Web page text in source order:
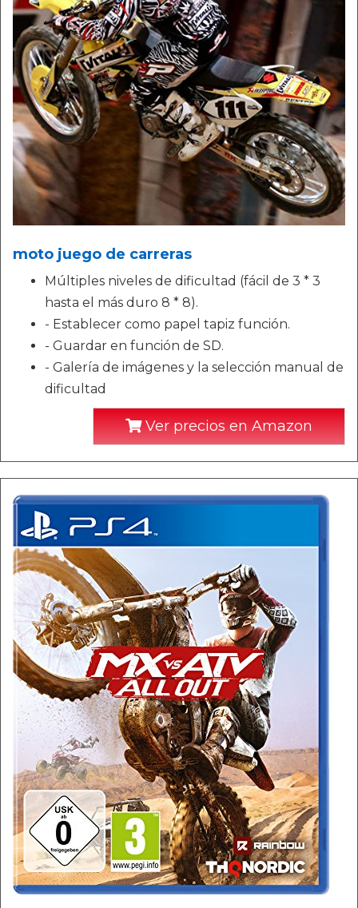
moto juego de carreras
Múltiples niveles de dificultad (fácil de 3 * 3
hasta el más duro 8 * 8).
- Establecer como papel tapiz función.
- Guardar en función de SD.
- Galería de imágenes y la selección manual de
dificultad
Ver precios en Amazon